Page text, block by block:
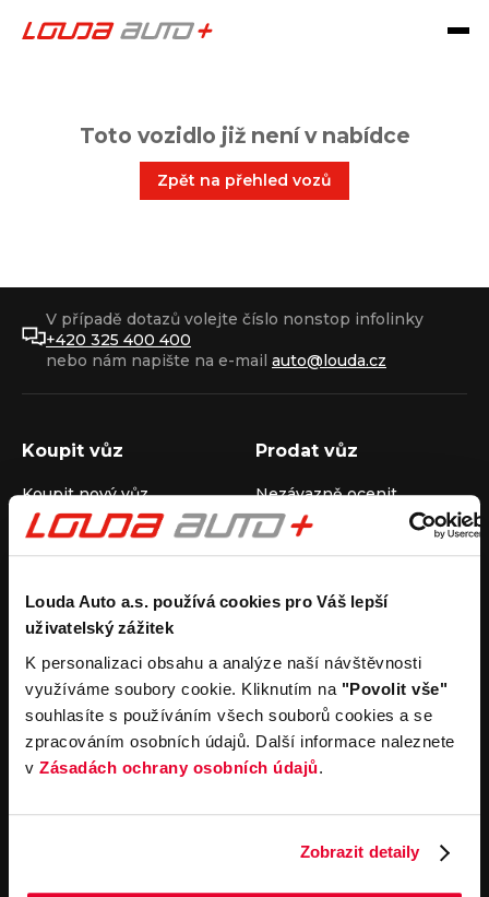
Louda Auto a.s. používá cookies pro Váš lepší
uživatelský zážitek
K personalizaci obsahu a analýze naší návštěvnosti
využíváme soubory cookie. Kliknutím na "Povolit vše"
souhlasíte s používáním všech souborů cookies a se
zpracováním osobních údajů. Další informace naleznete
v Zásadách ochrany osobních údajů.
Zobrazit detaily
Toto vozidlo již není v nabídce
Zpět na přehled vozů
V případě dotazů volejte číslo nonstop infolinky
+420 325 400 400
nebo nám napište na e-mail auto@louda.cz
Koupit vůz
Koupit nový vůz
Koupit ojetý vůz
Koupit užitkový vůz
Prodat vůz
Nezávazně ocenit
Průběh výkupu vozu
Pronájem
Carsharing
Autopůjčovna
Operativní leasing
Společnost
Louda Auto+ Poděbrady
Obytné vozy
Novinky
Kariéra
Servisní služby
Servis
Důležité odkazy
Cookies
Všeobecné obchodní
podmínky pro online